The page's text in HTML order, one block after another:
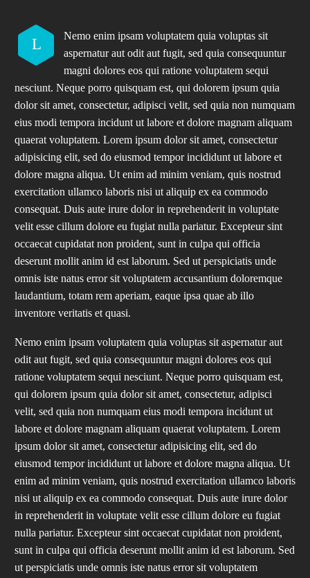
L
Nemo enim ipsam voluptatem quia voluptas sit
aspernatur aut odit aut fugit, sed quia consequuntur
magni dolores eos qui ratione voluptatem sequi
nesciunt. Neque porro quisquam est, qui dolorem ipsum quia
dolor sit amet, consectetur, adipisci velit, sed quia non numquam
eius modi tempora incidunt ut labore et dolore magnam aliquam
quaerat voluptatem. Lorem ipsum dolor sit amet, consectetur
adipisicing elit, sed do eiusmod tempor incididunt ut labore et
dolore magna aliqua. Ut enim ad minim veniam, quis nostrud
exercitation ullamco laboris nisi ut aliquip ex ea commodo
consequat. Duis aute irure dolor in reprehenderit in voluptate
velit esse cillum dolore eu fugiat nulla pariatur. Excepteur sint
occaecat cupidatat non proident, sunt in culpa qui officia
deserunt mollit anim id est laborum. Sed ut perspiciatis unde
omnis iste natus error sit voluptatem accusantium doloremque
laudantium, totam rem aperiam, eaque ipsa quae ab illo
inventore veritatis et quasi.
Nemo enim ipsam voluptatem quia voluptas sit aspernatur aut
odit aut fugit, sed quia consequuntur magni dolores eos qui
ratione voluptatem sequi nesciunt. Neque porro quisquam est,
qui dolorem ipsum quia dolor sit amet, consectetur, adipisci
velit, sed quia non numquam eius modi tempora incidunt ut
labore et dolore magnam aliquam quaerat voluptatem. Lorem
ipsum dolor sit amet, consectetur adipisicing elit, sed do
eiusmod tempor incididunt ut labore et dolore magna aliqua. Ut
enim ad minim veniam, quis nostrud exercitation ullamco laboris
nisi ut aliquip ex ea commodo consequat. Duis aute irure dolor
in reprehenderit in voluptate velit esse cillum dolore eu fugiat
nulla pariatur. Excepteur sint occaecat cupidatat non proident,
sunt in culpa qui officia deserunt mollit anim id est laborum. Sed
ut perspiciatis unde omnis iste natus error sit voluptatem